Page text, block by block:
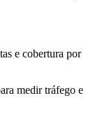
e cobertura por
medir tráfego e